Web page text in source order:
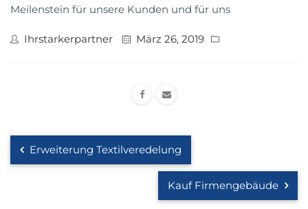
Meilenstein für unsere Kunden und für uns
Ihrstarkerpartner März 26, 2019
Erweiterung Textilveredelung
Kauf Firmengebäude